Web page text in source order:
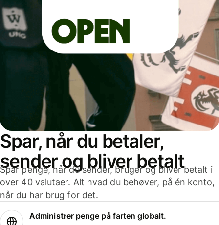
Spar, når du betaler,
sender og bliver betalt
Spar penge, når du sender, bruger og bliver betalt i
over 40 valutaer. Alt hvad du behøver, på én konto,
når du har brug for det.
Administrer penge på farten globalt.